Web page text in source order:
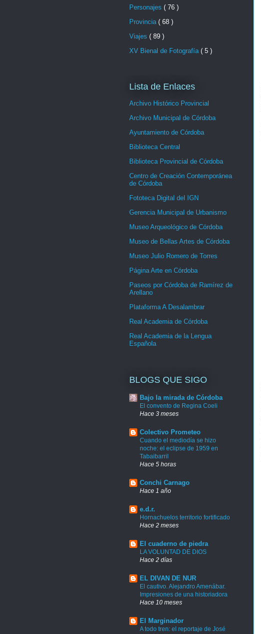
Personajes ( 76 )
Provincia ( 68 )
Viajes ( 89 )
XV Bienal de Fotografía ( 5 )
Lista de Enlaces
Archivo Histórico Provincial
Archivo Municipal de Córdoba
Ayuntamiento de Córdoba
Biblioteca Central
Biblioteca Provincial de Córdoba
Centro de Creación Contemporánea
de Córdoba
Fototeca Digital del IGN
Gerencia Municipal de Urbanismo
Museo Arqueológico de Córdoba
Museo de Bellas Artes de Córdoba
Museo Julio Romero de Torres
Página Arte en Córdoba
Paseos por Córdoba de Ramírez de
Arellano
Plataforma A Desalambrar
Real Academia de Córdoba
Real Academia de la Lengua
Española
BLOGS QUE SIGO
Bajo la mirada de Córdoba
El convento de Regina Coeli
Hace 3 meses
Colectivo Prometeo
Cuando el mediodía se hizo
noche: el eclipse de 1959 en
Tabaibarril
Hace 5 horas
Conchi Carnago
Hace 1 año
e.d.r.
Hornachuelos territorio fortificado
Hace 2 meses
El cuaderno de piedra
LA VOLUNTAD DE DIOS
Hace 2 días
EL DIVAN DE NUR
El cautivo. Alejandro Amenábar.
Impresiones de una historiadora
Hace 10 meses
El Marginador
A todo tren: el reportaje de José